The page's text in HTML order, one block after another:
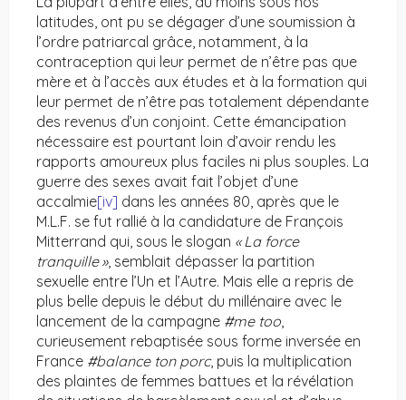
latitudes, ont pu se dégager d’une soumission à
l’ordre patriarcal grâce, notamment, à la
contraception qui leur permet de n’être pas que
mère et à l’accès aux études et à la formation qui
leur permet de n’être pas totalement dépendante
des revenus d’un conjoint. Cette émancipation
nécessaire est pourtant loin d’avoir rendu les
rapports amoureux plus faciles ni plus souples. La
guerre des sexes avait fait l’objet d’une
accalmie[iv] dans les années 80, après que le
M.L.F. se fut rallié à la candidature de François
Mitterrand qui, sous le slogan « La force
tranquille », semblait dépasser la partition
sexuelle entre l’Un et l’Autre. Mais elle a repris de
plus belle depuis le début du millénaire avec le
lancement de la campagne #me too,
curieusement rebaptisée sous forme inversée en
France #balance ton porc, puis la multiplication
des plaintes de femmes battues et la révélation